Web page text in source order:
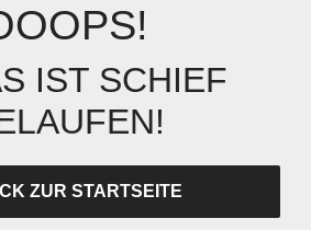
IST SCHIEF
ZUR STARTSEITE